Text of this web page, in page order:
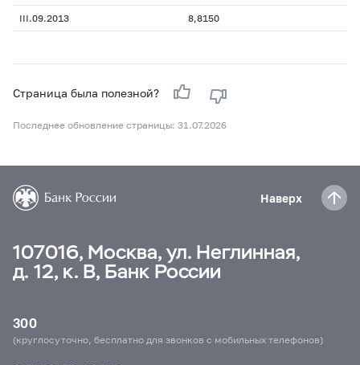
III.09.2013 8,8150
Страница была полезной?
Последнее обновление страницы: 31.07.2026
Наверх
107016, Москва, ул. Неглинная,
д. 12, к. В, Банк России
300
(круглосуточно, бесплатно для звонков с мобильных телефонов)